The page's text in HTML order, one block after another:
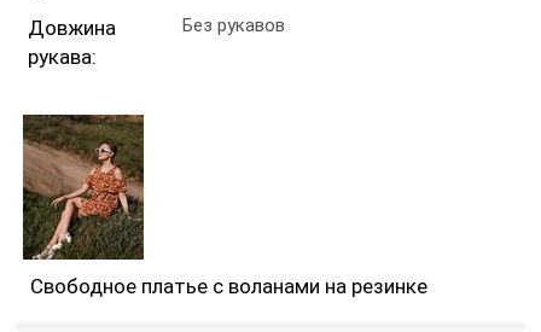
Довжина
рукава:
Без рукавов
Свободное платье с воланами на резинке